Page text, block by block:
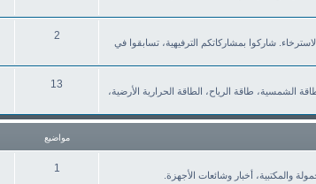
شاركوا بمشاركاتكم الترفيهية، تسابقوا في
2
الشمسية، طاقة الرياح، الطاقة الحرارية الأرضية،
13
مواضيع
والمكتبية، أخبار وشائعات الأجهزة.
1